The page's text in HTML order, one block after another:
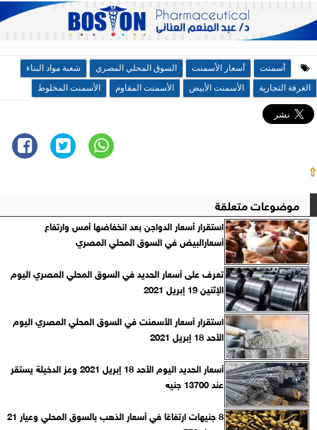
أسمنت أسعار الأسمنت السوق المحلي المصري
شعبة مواد البناء
الغرفة التجارية
الأسمنت الأبيض الأسمنت المقاوم الأسمنت المخلوط
⇧
موضوعات متعلقة
استقرار أسعار الدواجن بعد انخفاضها أمس وارتفاع
أسعارالبيض في السوق المحلي المصري
تعرف على أسعار الحديد في السوق المحلي المصري اليوم
الإثنين 19 إبريل 2021
استقرار أسعار الأسمنت في السوق المحلي المصري اليوم
الأحد 18 إبريل 2021
أسعار الحديد اليوم الأحد 18 إبريل 2021 وعز الدخيلة يستقر
عند 13700 جنيه
8 جنيهات ارتفاعًا في أسعار الذهب بالسوق المحلي وعيار 21